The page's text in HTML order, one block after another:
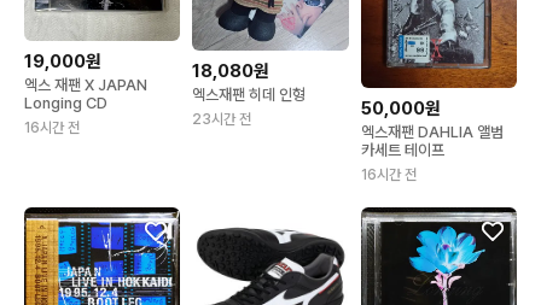
19,000원
엑스 재팬 X JAPAN
Longing CD
16시간 전
18,080원
엑스재팬 히데 인형
23시간 전
50,000원
엑스재팬 DAHLIA 앨범
카세트 테이프
16시간 전